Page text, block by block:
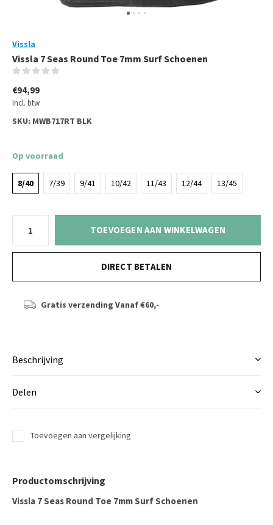
Vissla
Vissla 7 Seas Round Toe 7mm Surf Schoenen
€94,99
Incl. btw
SKU: MWB717RT BLK
Op voorraad
8/40 7/39 9/41 10/42 11/43 12/44 13/45
TOEVOEGEN AAN WINKELWAGEN
DIRECT BETALEN
Gratis verzending Vanaf €60,-
Beschrijving
Delen
Toevoegen aan vergelijking
Productomschrijving
Vissla 7 Seas Round Toe 7mm Surf Schoenen